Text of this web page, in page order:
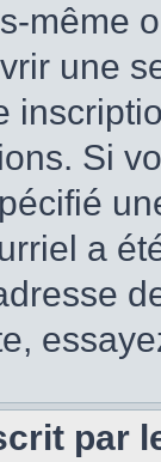
même
une
Si
a
par